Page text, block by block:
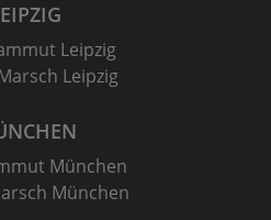
Leipzig
Leipzig
München
München